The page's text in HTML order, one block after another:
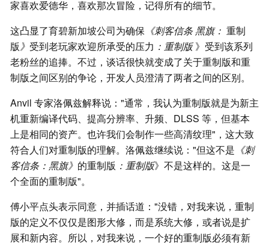
家喜欢爱德华，喜欢那次冒险，记得所有的细节。
这凸显了育碧新加坡公司为确保 《刺客信条 黑旗： 重制
版》 受到老玩家欢迎所承受的压力 ：重制版》受到该系列
老粉丝的追捧。不过，谈话很快就变成了关于重制版和重
制版之间区别的争论，开发人员澄清了两者之间的区别。
Anvil 专家洛佩兹解释说："通常，我认为重制版就是为新主
机重新编译代码、提高分辨率、升频、DLSS 等，但基本
上是相同的资产。也许我们会制作一些高清纹理"，这大致
符合人们对重制版的理解。洛佩兹继续说："但这不是 《刺
客信条：黑旗》 的重制版 ：重制版》不是这样的。这是一
个全面的重制版"。
傅小平点头表示同意，并插话道："没错，对我来说，重制
版的定义不仅仅是图形大修，而是系统大修，或者说是扩
展和新内容。所以，对我来说，一个好的重制版必须有新